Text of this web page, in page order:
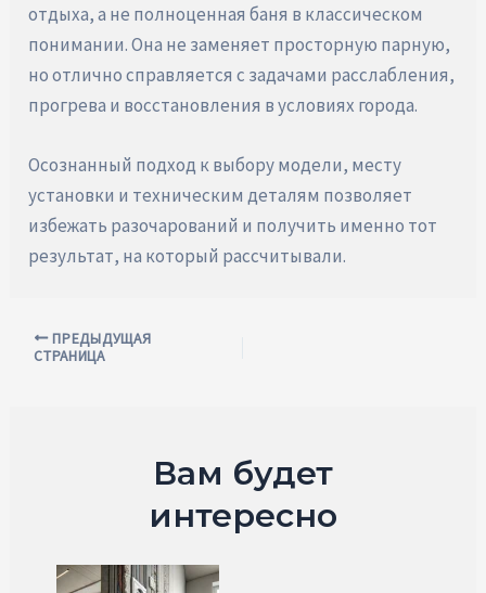
отдыха, а не полноценная баня в классическом
понимании. Она не заменяет просторную парную,
но отлично справляется с задачами расслабления,
прогрева и восстановления в условиях города.
Осознанный подход к выбору модели, месту
установки и техническим деталям позволяет
избежать разочарований и получить именно тот
результат, на который рассчитывали.
Навигация
ПРЕДЫДУЩАЯ
СТРАНИЦА
Вам будет
интересно